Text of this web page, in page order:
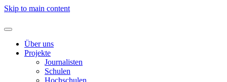
Skip to main content
Über uns
Projekte
Journalisten
Schulen
Hochschulen